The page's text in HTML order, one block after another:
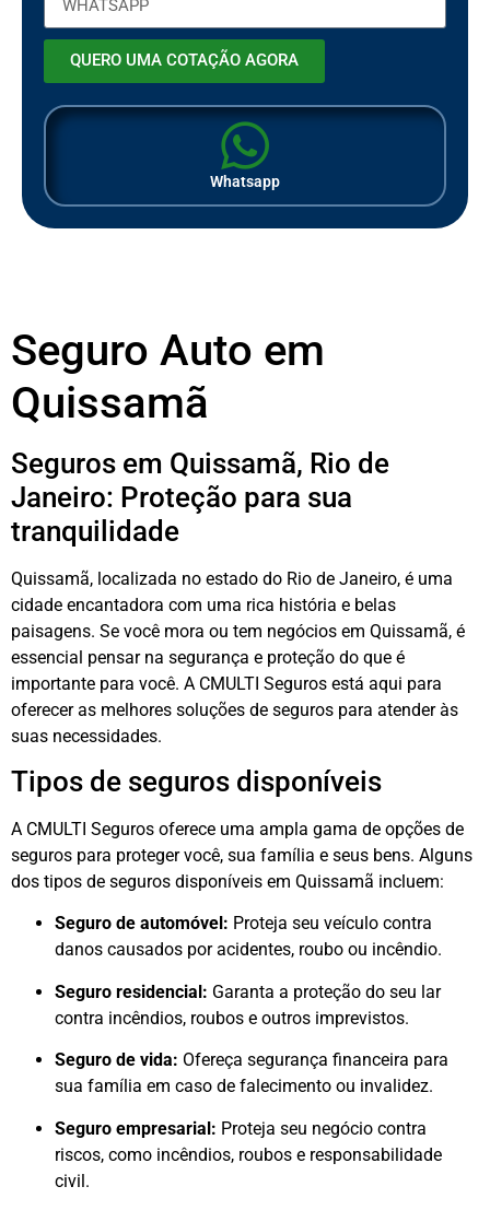
QUERO UMA COTAÇÃO AGORA
Whatsapp
Seguro Auto em
Quissamã
Seguros em Quissamã, Rio de
Janeiro: Proteção para sua
tranquilidade
Quissamã, localizada no estado do Rio de Janeiro, é uma
cidade encantadora com uma rica história e belas
paisagens. Se você mora ou tem negócios em Quissamã, é
essencial pensar na segurança e proteção do que é
importante para você. A CMULTI Seguros está aqui para
oferecer as melhores soluções de seguros para atender às
suas necessidades.
Tipos de seguros disponíveis
A CMULTI Seguros oferece uma ampla gama de opções de
seguros para proteger você, sua família e seus bens. Alguns
dos tipos de seguros disponíveis em Quissamã incluem:
Seguro de automóvel: Proteja seu veículo contra
danos causados por acidentes, roubo ou incêndio.
Seguro residencial: Garanta a proteção do seu lar
contra incêndios, roubos e outros imprevistos.
Seguro de vida: Ofereça segurança financeira para
sua família em caso de falecimento ou invalidez.
Seguro empresarial: Proteja seu negócio contra
riscos, como incêndios, roubos e responsabilidade
civil.